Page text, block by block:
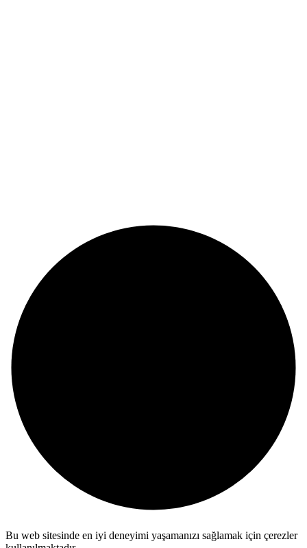
Bu web sitesinde en iyi deneyimi yaşamanızı sağlamak için çerezler